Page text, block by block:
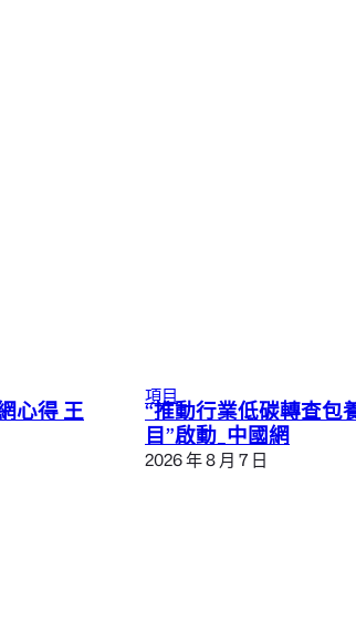
心得 王
項目
“推動行業低碳轉查包
目”啟動_中國網
2026 年 8 月 7 日